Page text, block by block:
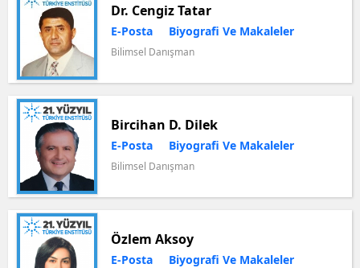
Dr. Cengiz Tatar
Bilimsel Danışman
E-Posta Biyografi Ve Makaleler
Bircihan D. Dilek
Bilimsel Danışman
E-Posta Biyografi Ve Makaleler
Özlem Aksoy
E-Posta Biyografi Ve Makaleler